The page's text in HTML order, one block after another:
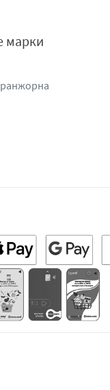
марки